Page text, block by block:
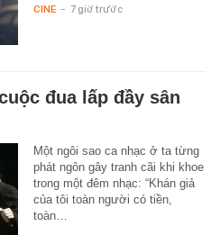
CINE - 7 giờ trước
đua lấp đầy sân
Một ngôi sao ca nhạc ở ta từng
phát ngôn gây tranh cãi khi khoe
trong một đêm nhạc: “Khán giả
của tôi toàn người có tiền,
toàn…